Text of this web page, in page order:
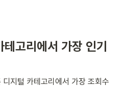
고리에서 가장 인기
지털 카테고리에서 가장 조회수